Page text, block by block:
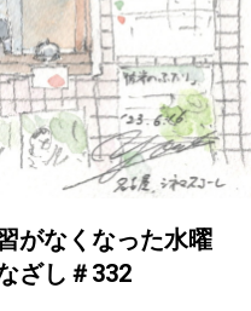
がなくなった水曜
ざし＃332